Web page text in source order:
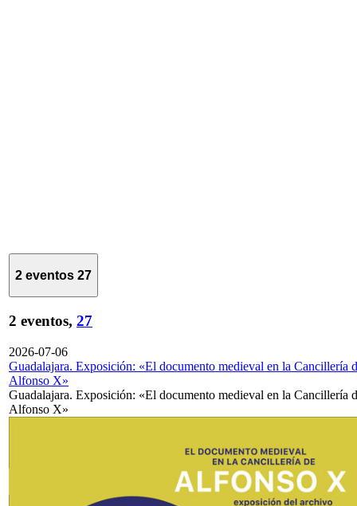
2 eventos 27
2 eventos, 27
2026-07-06
Guadalajara. Exposición: «El documento medieval en la Cancillería
Alfonso X»
Guadalajara. Exposición: «El documento medieval en la Cancillería
Alfonso X»